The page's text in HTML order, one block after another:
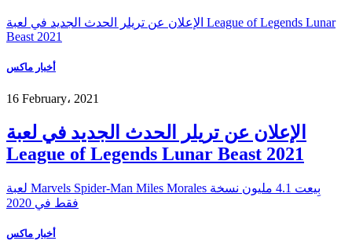
الإعلان عن تريلر الحدث الجديد في لعبة League of Legends Lunar
Beast 2021
أخبار ماكس
16 February، 2021
الإعلان عن تريلر الحدث الجديد في لعبة
League of Legends Lunar Beast 2021
لعبة Marvels Spider-Man Miles Morales بِيعت 4.1 مليون نسخة
فقط في 2020
أخبار ماكس